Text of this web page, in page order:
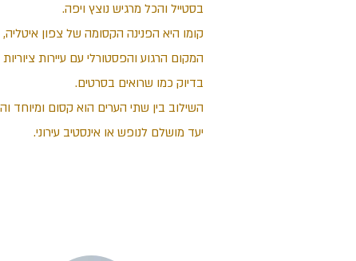
בסטייל והכל מרגיש נוצץ ויפה.
קומו היא הפנינה הקסומה של צפון איטליה,
המקום הרגוע והפסטורלי עם עיירות ציוריות
בדיוק כמו שרואים בסרטים.
השילוב בין שתי הערים הוא קסום ומיוחד
יעד מושלם לנופש או אינסטיב עירוני.